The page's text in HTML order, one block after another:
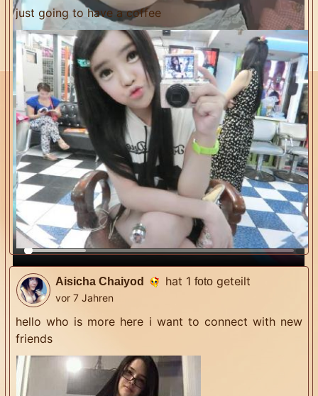
just going to have a coffee
Aisicha Chaiyod hat 1foto geteilt
vor 7 Jahren
hello who is more here i want to connect with new
friends